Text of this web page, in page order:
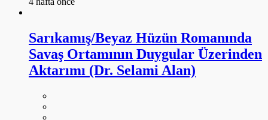
Sarıkamış/Beyaz Hüzün Romanında
Savaş Ortamının Duygular Üzerinden
Aktarımı (Dr. Selami Alan)